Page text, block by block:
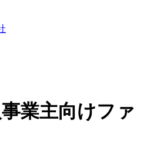
業主向けファ